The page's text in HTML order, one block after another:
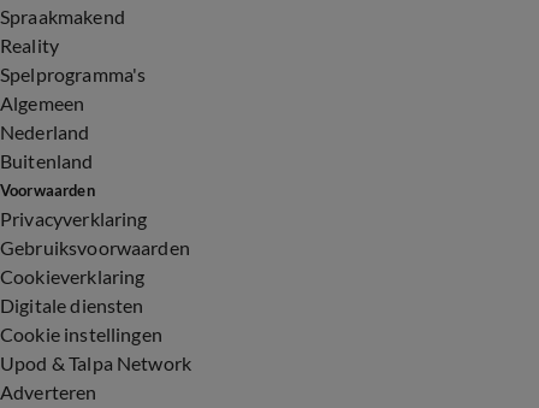
Spraakmakend
Reality
Spelprogramma's
Algemeen
Nederland
Buitenland
Voorwaarden
Privacyverklaring
Gebruiksvoorwaarden
Cookieverklaring
Digitale diensten
Cookie instellingen
Upod & Talpa Network
Adverteren